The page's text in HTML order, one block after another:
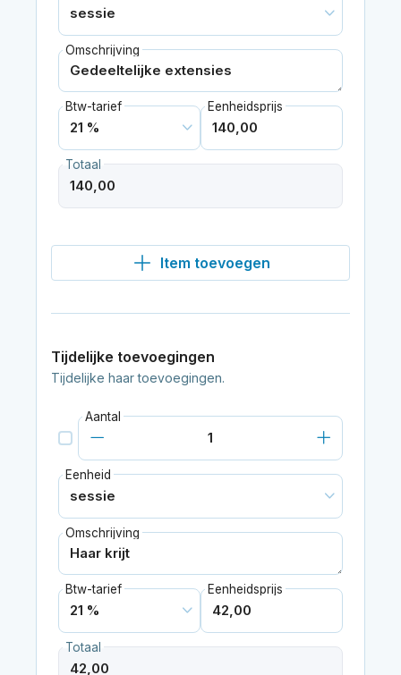
Omschrijving
Btw-tarief Eenheidsprijs
Totaal
Item toevoegen
Tijdelijke toevoegingen
Tijdelijke haar toevoegingen.
Aantal
Eenheid
Omschrijving
Btw-tarief Eenheidsprijs
Totaal